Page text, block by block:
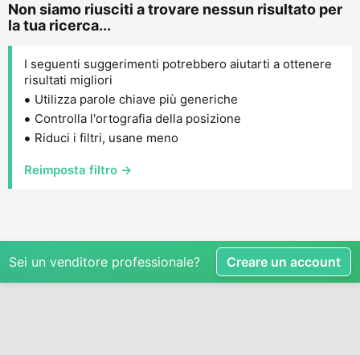
Non siamo riusciti a trovare nessun risultato per
la tua ricerca...
I seguenti suggerimenti potrebbero aiutarti a ottenere
risultati migliori
Utilizza parole chiave più generiche
Controlla l'ortografia della posizione
Riduci i filtri, usane meno
Reimposta filtro →
Sei un venditore professionale? Creare un account